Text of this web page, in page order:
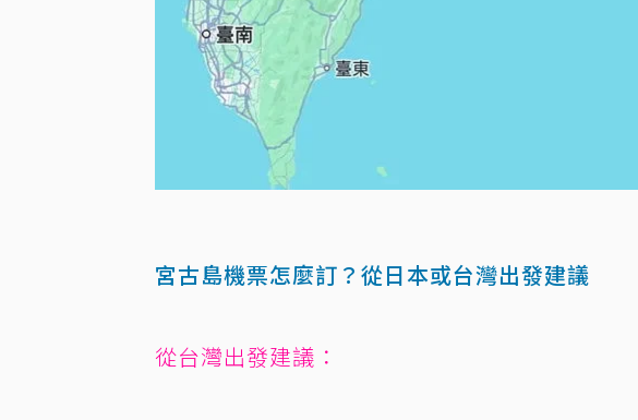
宮古島機票怎麼訂？從日本或台灣出發建議
從台灣出發建議：